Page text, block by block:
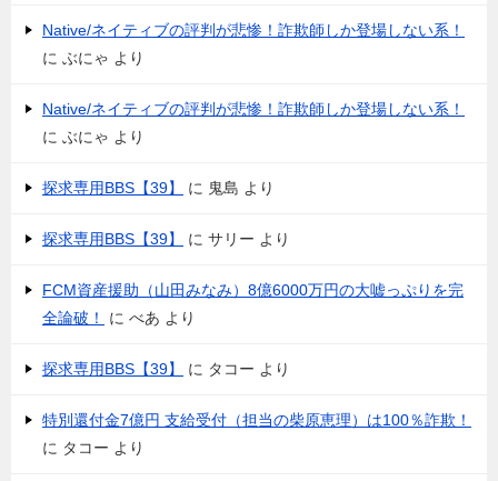
Native/ネイティブの評判が悲惨！詐欺師しか登場しない系！
に ぶにゃ より
Native/ネイティブの評判が悲惨！詐欺師しか登場しない系！
に ぶにゃ より
探求専用BBS【39】 に 鬼島 より
探求専用BBS【39】 に サリー より
FCM資産援助（山田みなみ）8億6000万円の大嘘っぷりを完
全論破！
に べあ より
探求専用BBS【39】 に タコー より
特別還付金7億円 支給受付（担当の柴原恵理）は100％詐欺！
に タコー より